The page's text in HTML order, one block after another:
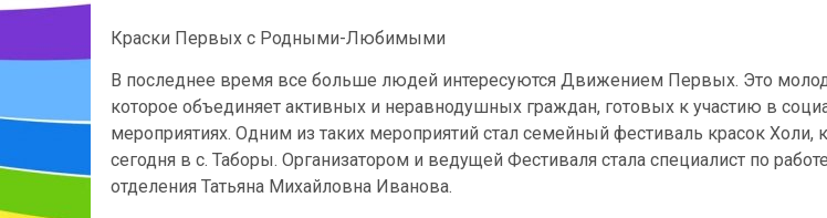
Краски Первых с Родными-Любимыми
В последнее время все больше людей интересуются Движением Первых. Это
которое объединяет активных и неравнодушных граждан, готовых к участию в
мероприятиях. Одним из таких мероприятий стал семейный фестиваль красок Холи,
сегодня в с. Таборы. Организатором и ведущей Фестиваля стала специалист по
отделения Татьяна Михайловна Иванова.